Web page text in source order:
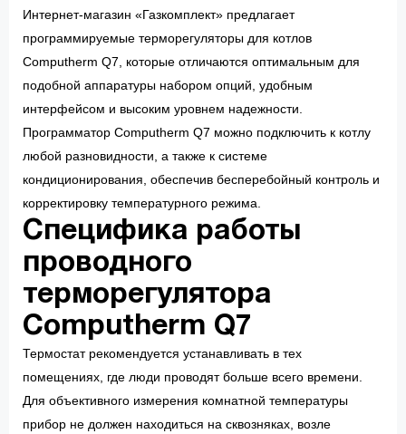
Интернет-магазин «Газкомплект» предлагает
программируемые терморегуляторы для котлов
Computherm Q7, которые отличаются оптимальным для
подобной аппаратуры набором опций, удобным
интерфейсом и высоким уровнем надежности.
Программатор Computherm Q7 можно подключить к котлу
любой разновидности, а также к системе
кондиционирования, обеспечив бесперебойный контроль и
корректировку температурного режима.
Специфика работы
проводного
терморегулятора
Computherm Q7
Термостат рекомендуется устанавливать в тех
помещениях, где люди проводят больше всего времени.
Для объективного измерения комнатной температуры
прибор не должен находиться на сквозняках, возле